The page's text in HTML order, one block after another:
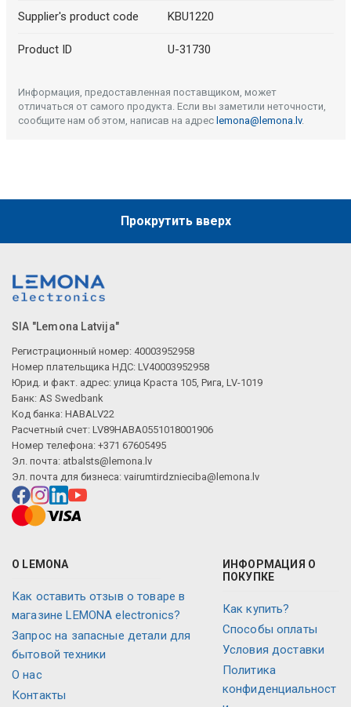
Supplier's product code KBU1220
Product ID U-31730
Информация, предоставленная поставщиком, может
отличаться от самого продукта. Если вы заметили неточности,
сообщите нам об этом, написав на адрес lemona@lemona.lv.
Прокрутить вверх
SIA "Lemona Latvija"
Регистрационный номер: 40003952958
Номер плательщика НДС: LV40003952958
Юрид. и факт. адрес: улица Краста 105, Рига, LV-1019
Банк: AS Swedbank
Код банка: HABALV22
Расчетный счет: LV89HABA0551018001906
Номер телефона: +371 67605495
Эл. почта: atbalsts@lemona.lv
Эл. почта для бизнеса: vairumtirdznieciba@lemona.lv
О LEMONA
Как оставить отзыв о товаре в
магазине LEMONA electronics?
Запрос на запасные детали для
бытовой техники
О нас
Контакты
ИНФОРМАЦИЯ О
ПОКУПКЕ
Как купить?
Способы оплаты
Условия доставки
Политика
конфиденциальност